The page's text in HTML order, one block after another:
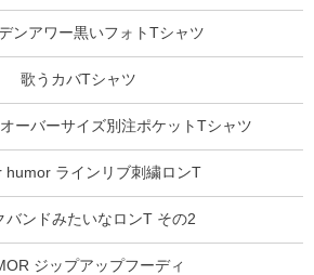
ンアワー黒いフォトTシャツ
歌うカバTシャツ
ーバーサイズ別注ポケットTシャツ
humor ラインリブ刺繍ロンT
バンドみたいなロンT その2
ジップアップフーディ